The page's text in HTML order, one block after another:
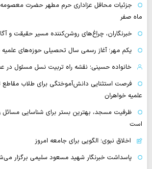
جزئیات محافل عزاداری حرم مطهر حضرت
ماه صفر
خبرنگاران، چراغ‌های روشن‌کننده مسیر حقیقت و
یکم مهر؛ آغاز رسمی سال تحصیلی حوزه‌های علمیه
خانواده حسینی؛ نقشه راه تربیت نسل مسئول در
فرصت استثنایی دانش‌آموختگی برای طلاب مقاطع
علمیه خواهران
ظرفیت مسجد، بهترین بستر برای شناسایی
است
اخلاق نبوی؛ الگویی برای جامعه امروز
پاسداشت خبرنگار شهید مسعود سلیمی برگزار